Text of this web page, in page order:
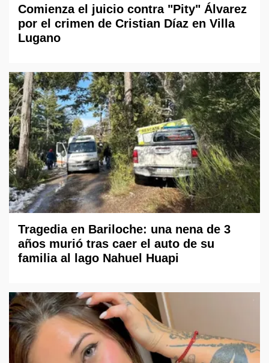
Comienza el juicio contra "Pity" Álvarez
por el crimen de Cristian Díaz en Villa
Lugano
Tragedia en Bariloche: una nena de 3
años murió tras caer el auto de su
familia al lago Nahuel Huapi